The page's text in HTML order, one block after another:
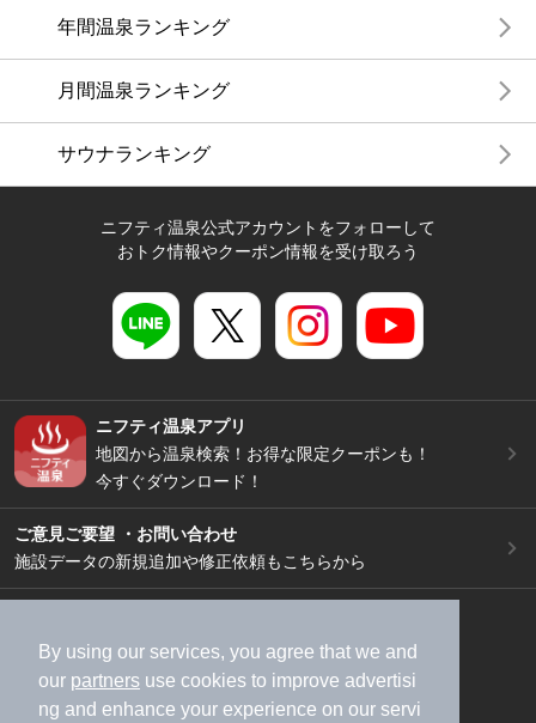
By using our services, you agree that we and
our partners use cookies to improve advertisi
ng and enhance your experience on our servi
年間温泉ランキング
月間温泉ランキング
サウナランキング
ニフティ温泉公式アカウントをフォローして
おトク情報やクーポン情報を受け取ろう
ニフティ温泉アプリ
地図から温泉検索！お得な限定クーポンも！
今すぐダウンロード！
ご意見ご要望 ・お問い合わせ
施設データの新規追加や修正依頼もこちらから
加盟店募集（資料請求）
広告出稿のご案内
利用規約
ライフスタイルMEMBERS+規約
特定商取引法に基づく表記
ヘルプ 採用情報